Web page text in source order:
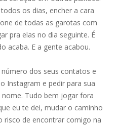
os dias, encher a cara
de todas as garotas com
pra elas no dia seguinte. É
acaba. E a gente acabou.
dos seus contatos e
Instagram e pedir para sua
Tudo bem jogar fora
eu te dei, mudar o caminho
risco de encontrar comigo na